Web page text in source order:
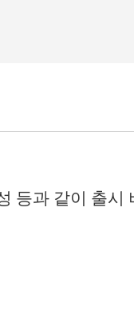
등과 같이 출